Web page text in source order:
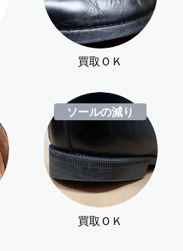
買取ＯＫ
ソールの減り
買取ＯＫ